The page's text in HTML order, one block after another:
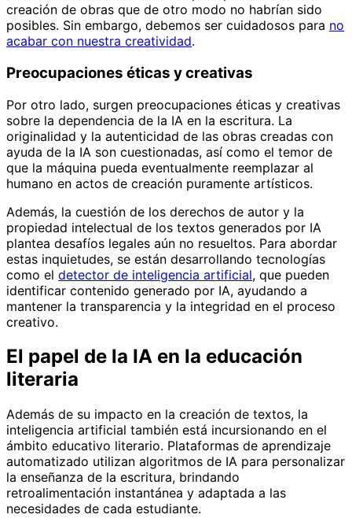
creación de obras que de otro modo no habrían sido
posibles. Sin embargo, debemos ser cuidadosos para no
acabar con nuestra creatividad.
Preocupaciones éticas y creativas
Por otro lado, surgen preocupaciones éticas y creativas
sobre la dependencia de la IA en la escritura. La
originalidad y la autenticidad de las obras creadas con
ayuda de la IA son cuestionadas, así como el temor de
que la máquina pueda eventualmente reemplazar al
humano en actos de creación puramente artísticos.
Además, la cuestión de los derechos de autor y la
propiedad intelectual de los textos generados por IA
plantea desafíos legales aún no resueltos. Para abordar
estas inquietudes, se están desarrollando tecnologías
como el detector de inteligencia artificial, que pueden
identificar contenido generado por IA, ayudando a
mantener la transparencia y la integridad en el proceso
creativo.
El papel de la IA en la educación
literaria
Además de su impacto en la creación de textos, la
inteligencia artificial también está incursionando en el
ámbito educativo literario. Plataformas de aprendizaje
automatizado utilizan algoritmos de IA para personalizar
la enseñanza de la escritura, brindando
retroalimentación instantánea y adaptada a las
necesidades de cada estudiante.